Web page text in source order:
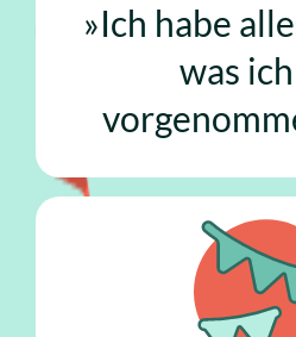
»Ich habe
was